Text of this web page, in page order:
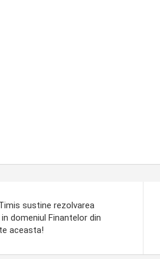
sustine rezolvarea
domeniul Finantelor din
aceasta!